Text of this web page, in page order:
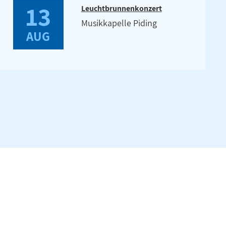
13
AUG
Leuchtbrunnenkonzert
Musikkapelle Piding